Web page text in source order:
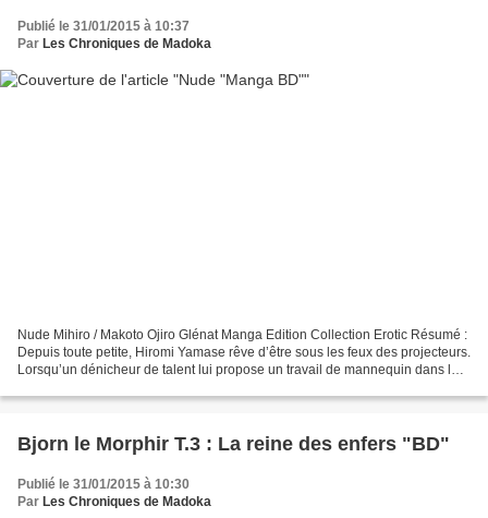
Publié le 31/01/2015 à 10:37
Par Les Chroniques de Madoka
Nude Mihiro / Makoto Ojiro Glénat Manga Edition Collection Erotic Résumé :
Depuis toute petite, Hiromi Yamase rêve d’être sous les feux des projecteurs.
Lorsqu’un dénicheur de talent lui propose un travail de mannequin dans la
Bjorn le Morphir T.3 : La reine des enfers "BD"
Publié le 31/01/2015 à 10:30
Par Les Chroniques de Madoka